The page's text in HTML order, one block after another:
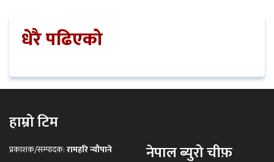
धेरै पढिएको
हाम्रो टिम
प्रकाशक/सम्पादक:रामहरि न्यौपाने
नेपाल ब्युरो चीफ़